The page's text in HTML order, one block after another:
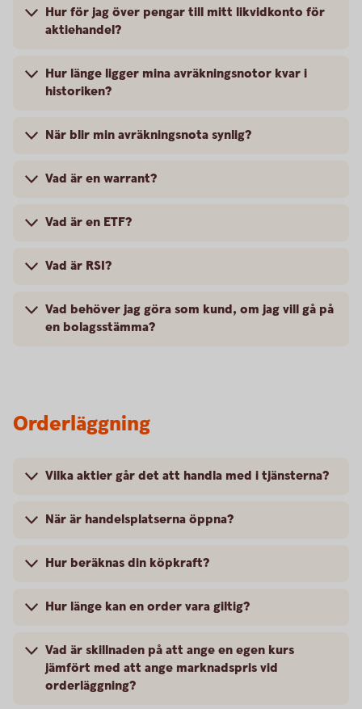
Hur för jag över pengar till mitt likvidkonto för
aktiehandel?
Hur länge ligger mina avräkningsnotor kvar i
historiken?
När blir min avräkningsnota synlig?
Vad är en warrant?
Vad är en ETF?
Vad är RSI?
Vad behöver jag göra som kund, om jag vill gå på
en bolagsstämma?
Orderläggning
Vilka aktier går det att handla med i tjänsterna?
När är handelsplatserna öppna?
Hur beräknas din köpkraft?
Hur länge kan en order vara giltig?
Vad är skillnaden på att ange en egen kurs
jämfört med att ange marknadspris vid
orderläggning?